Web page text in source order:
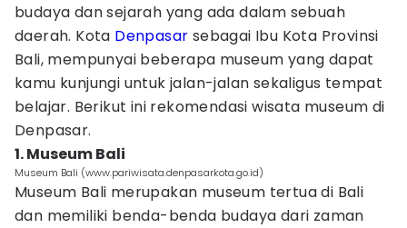
budaya dan sejarah yang ada dalam sebuah
daerah. Kota Denpasar sebagai Ibu Kota Provinsi
Bali, mempunyai beberapa museum yang dapat
kamu kunjungi untuk jalan-jalan sekaligus tempat
belajar. Berikut ini rekomendasi wisata museum di
Denpasar.
1. Museum Bali
Museum Bali (www.pariwisata.denpasarkota.go.id)
Museum Bali merupakan museum tertua di Bali
dan memiliki benda-benda budaya dari zaman